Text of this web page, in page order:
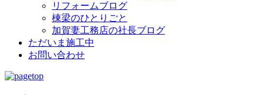
リフォームブログ
棟梁のひとりごと
加賀妻工務店の社長ブログ
ただいま施工中
お問い合わせ